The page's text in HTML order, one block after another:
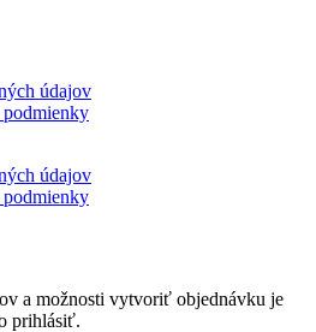
údajov
podmienky
údajov
podmienky
a možnosti vytvoriť objednávku je
prihlásiť.